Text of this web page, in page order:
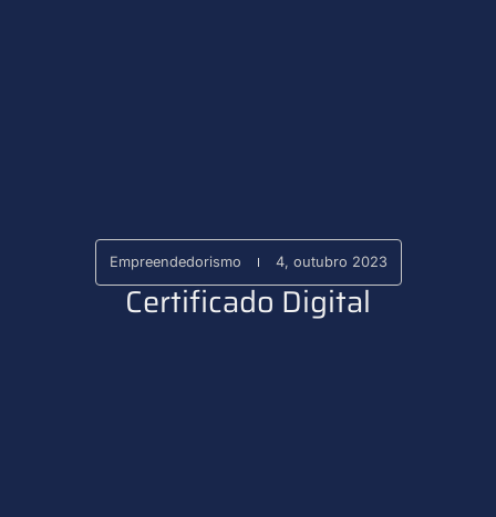
Empreendedorismo 4, outubro 2023
Certificado Digital